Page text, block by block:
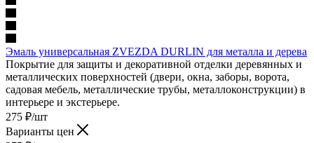
Эмаль универсальная ZVEZDA DURLIN для металла и дерева
Покрытие для защиты и декоративной отделки деревянных и
металлических поверхностей (двери, окна, заборы, ворота,
садовая мебель, металлические трубы, металлоконструкции) в
интерьере и экстерьере.
275 ₽/шт
Варианты цен